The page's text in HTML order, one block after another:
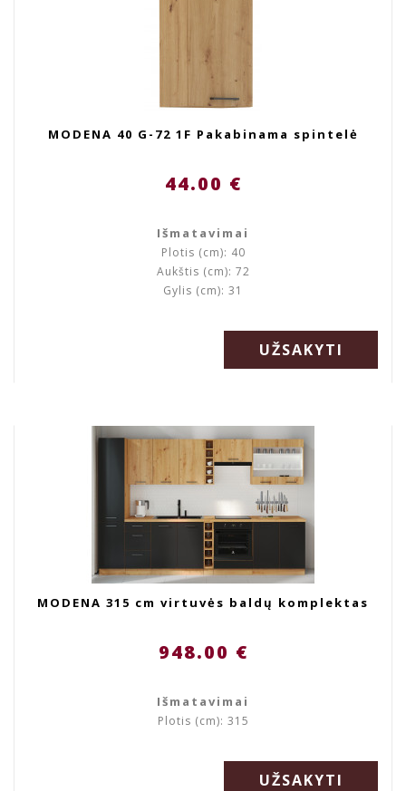
MODENA 40 G-72 1F Pakabinama spintelė
44.00 €
Išmatavimai
Plotis (cm): 40
Aukštis (cm): 72
Gylis (cm): 31
UŽSAKYTI
MODENA 315 cm virtuvės baldų komplektas
948.00 €
Išmatavimai
Plotis (cm): 315
UŽSAKYTI